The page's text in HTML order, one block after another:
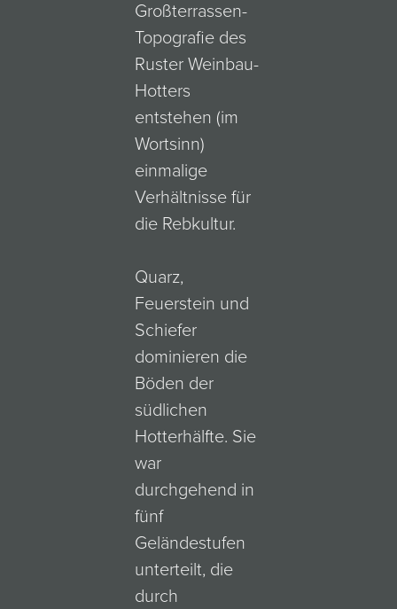
Großterrassen-
Topografie des
Ruster Weinbau-
Hotters
entstehen (im
Wortsinn)
einmalige
Verhältnisse für
die Rebkultur.
Quarz,
Feuerstein und
Schiefer
dominieren die
Böden der
südlichen
Hotterhälfte. Sie
war
durchgehend in
fünf
Geländestufen
unterteilt, die
durch